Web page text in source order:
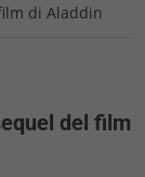
di Aladdin
del film